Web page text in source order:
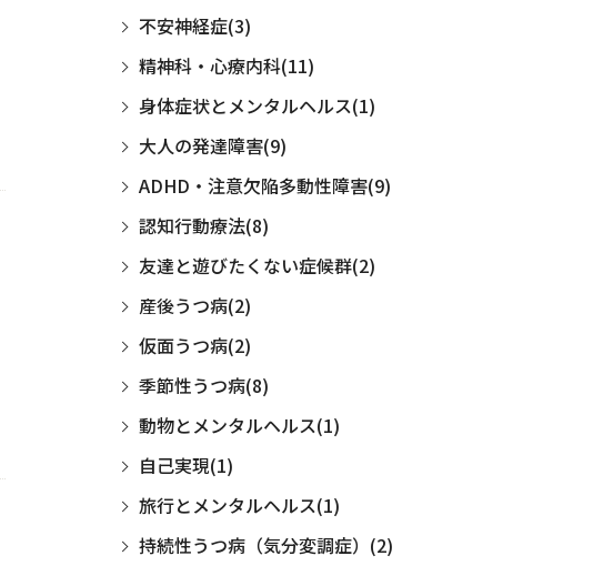
不安神経症(3)
精神科・心療内科(11)
身体症状とメンタルヘルス(1)
大人の発達障害(9)
ADHD・注意欠陥多動性障害(9)
認知行動療法(8)
友達と遊びたくない症候群(2)
産後うつ病(2)
仮面うつ病(2)
季節性うつ病(8)
動物とメンタルヘルス(1)
自己実現(1)
旅行とメンタルヘルス(1)
持続性うつ病（気分変調症）(2)